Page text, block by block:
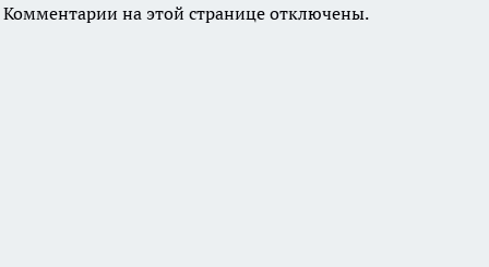
Комментарии на этой странице отключены.